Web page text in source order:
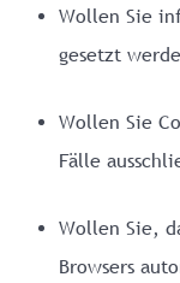
Wollen Sie
gesetzt
Wollen Sie
Fälle
Wollen Sie,
Browsers